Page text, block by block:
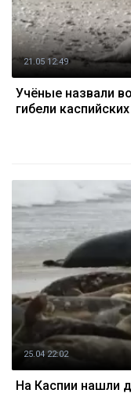
21.05 12:49
Учёные назвали
гибели
25.04 22:02
На Каспии нашли